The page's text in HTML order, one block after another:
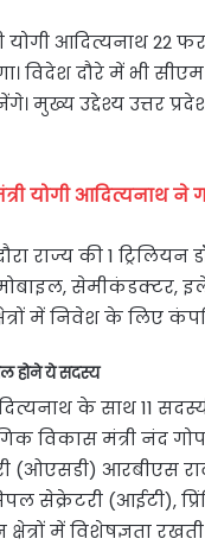
योगी आदित्यनाथ 22
विदेश दौरे में भी
मुख्य उद्देश्य उत्तर
योगी आदित्यनाथ ने
राज्य की 1
सेमीकंडक्टर,
में निवेश के लिए
होने ये सदस्य
के साथ 11
विकास मंत्री नंद
(ओएसडी) आरबीएस
सेक्रेटरी
क्षेत्रों में विशेषज्ञता